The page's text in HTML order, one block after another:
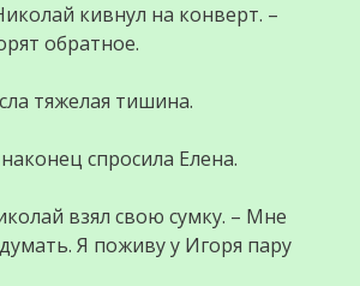
кивнул на конверт. –
обратное.
тяжелая тишина.
спросила Елена.
взял свою сумку. – Мне
Я поживу у Игоря пару